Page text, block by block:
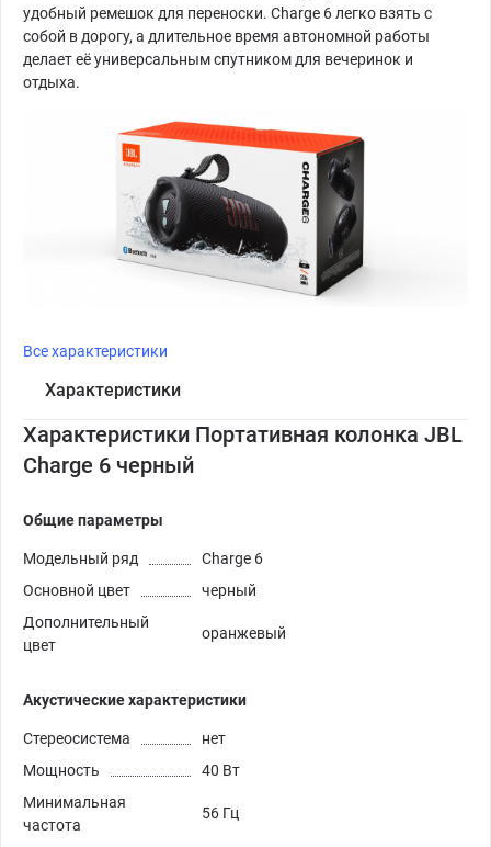
удобный ремешок для переноски. Charge 6 легко взять с
собой в дорогу, а длительное время автономной работы
делает её универсальным спутником для вечеринок и
отдыха.
Все характеристики
Характеристики
Характеристики Портативная колонка JBL
Charge 6 черный
Общие параметры
Модельный ряд
Charge 6
Основной цвет
черный
Дополнительный
цвет
оранжевый
Акустические характеристики
Стереосистема
нет
Мощность
40 Вт
Минимальная
частота
56 Гц